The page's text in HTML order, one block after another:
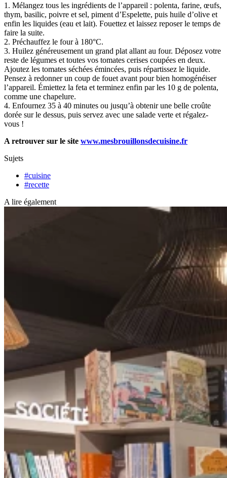
1. Mélangez tous les ingrédients de l’appareil : polenta, farine, œufs,
thym, basilic, poivre et sel, piment d’Espelette, puis huile d’olive et
enfin les liquides (eau et lait). Fouettez et laissez reposer le temps de
faire la suite.
2. Préchauffez le four à 180°C.
3. Huilez généreusement un grand plat allant au four. Déposez votre
reste de légumes et toutes vos tomates cerises coupées en deux.
Ajoutez les tomates séchées émincées, puis répartissez le liquide.
Pensez à redonner un coup de fouet avant pour bien homogénéiser
l’appareil. Émiettez la feta et terminez enfin par les 10 g de polenta,
comme une chapelure.
4. Enfournez 35 à 40 minutes ou jusqu’à obtenir une belle croûte
dorée sur le dessus, puis servez avec une salade verte et régalez-
vous !
A retrouver sur le site www.mesbrouillonsdecuisine.fr
Sujets
#cuisine
#recette
A lire également